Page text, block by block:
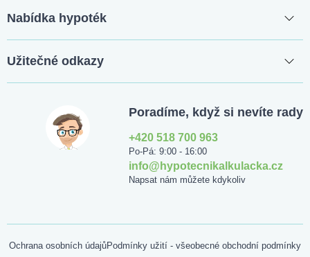
Nabídka hypoték
Užitečné odkazy
Poradíme, když si nevíte rady
+420 518 700 963
Po-Pá: 9:00 - 16:00
info@hypotecnikalkulacka.cz
Napsat nám můžete kdykoliv
Ochrana osobních údajůPodmínky užití - všeobecné obchodní podmínky